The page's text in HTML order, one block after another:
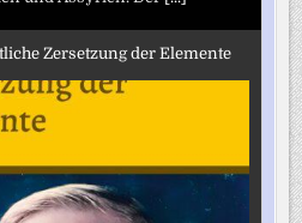
Zersetzung der Elemente